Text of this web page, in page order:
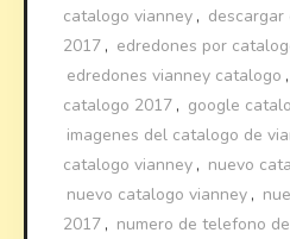
catalogo vianney ,
2017 , edredones por
edredones vianney catalogo ,
catalogo 2017 , google
imagenes del catalogo de
catalogo vianney , nuevo
nuevo catalogo vianney ,
2017 , numero de telefono